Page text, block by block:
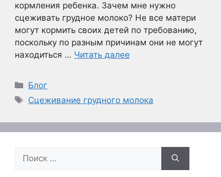
кормления ребенка. Зачем мне нужно
сцеживать грудное молоко? Не все матери
могут кормить своих детей по требованию,
поскольку по разным причинам они не могут
находиться … Читать далее
Рубрики
Блог
Метки
Сцеживание грудного молока
Поиск: